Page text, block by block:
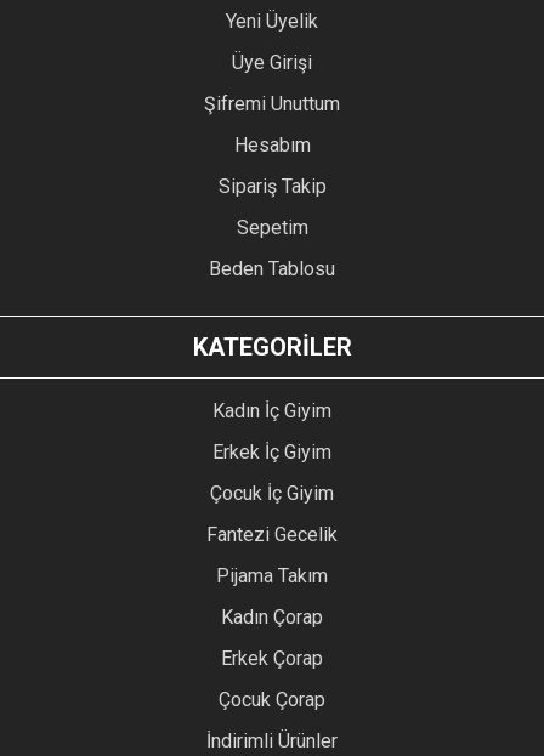
Yeni Üyelik
Üye Girişi
Şifremi Unuttum
Hesabım
Sipariş Takip
Sepetim
Beden Tablosu
KATEGORİLER
Kadın İç Giyim
Erkek İç Giyim
Çocuk İç Giyim
Fantezi Gecelik
Pijama Takım
Kadın Çorap
Erkek Çorap
Çocuk Çorap
İndirimli Ürünler